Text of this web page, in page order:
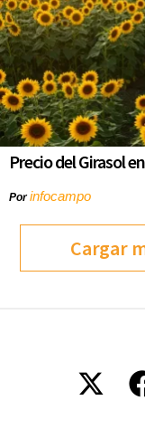
Precio del Girasol
Porinfocampo
Cargar